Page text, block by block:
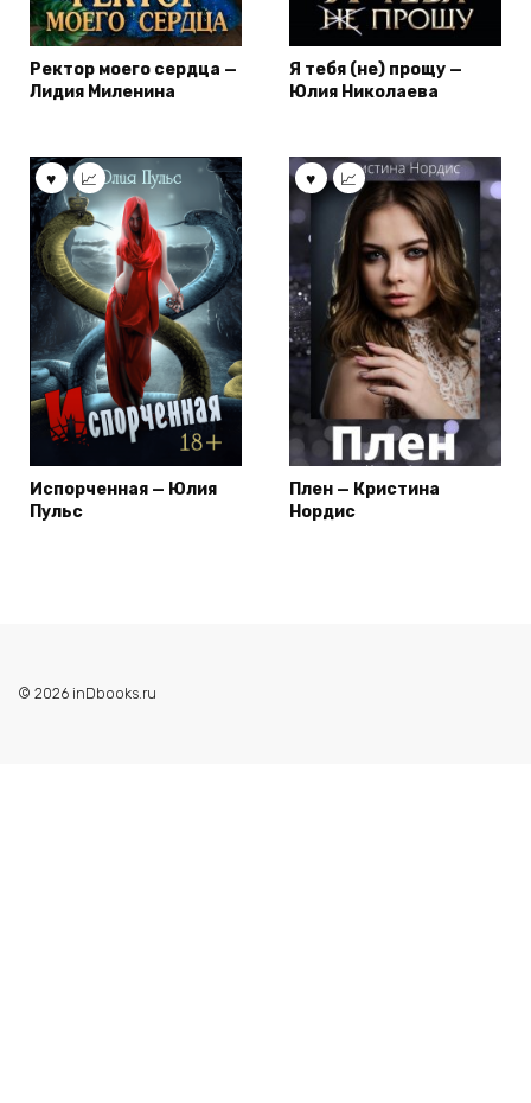
Ректор моего сердца —
Лидия Миленина
Я тебя (не) прощу —
Юлия Николаева
Испорченная — Юлия
Пульс
Плен — Кристина
Нордис
© 2026 inDbooks.ru